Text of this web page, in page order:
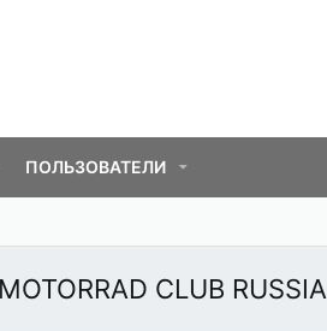
ПОЛЬЗОВАТЕЛИ
CLUB RUSSIA